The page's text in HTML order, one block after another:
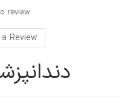
review
Review